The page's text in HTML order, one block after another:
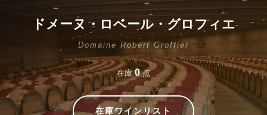
ドメーヌ・ロベール・グロフィエ
Domaine Robert Groffier
在庫0点
在庫ワインリスト